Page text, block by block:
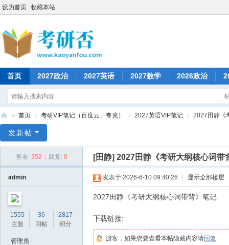
设为首页 收藏本站
首页 2027政治 2027英语 2027数学 2026政治
研
» 首页 › 考研VIP笔记（百度云、夸克） › 2027英语VIP笔记 › 2027田静《
发新帖
查看: 352 回复: 0 [田静] 2027田静《考研大纲核心词带
admin
1555
主题
36
回帖
2817
积分
管理员
发表于 2026-6-10 09:40:26 显示全部楼层
2027田静《考研大纲核心词带背》笔记
下载链接:
游客，如果您要查看本帖隐藏内容请回复